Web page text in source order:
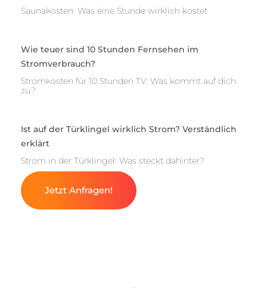
Saunakosten: Was eine Stunde wirklich kostet
Wie teuer sind 10 Stunden Fernsehen im
Stromverbrauch?
Stromkosten für 10 Stunden TV: Was kommt auf dich
zu?
Ist auf der Türklingel wirklich Strom? Verständlich
erklärt
Strom in der Türklingel: Was steckt dahinter?
Jetzt Anfragen!